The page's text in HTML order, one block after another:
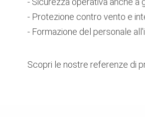
- Protezione contro vento e
- Formazione del personale
Scopri le nostre referenze di